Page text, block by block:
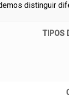
distinguir
TIPOS